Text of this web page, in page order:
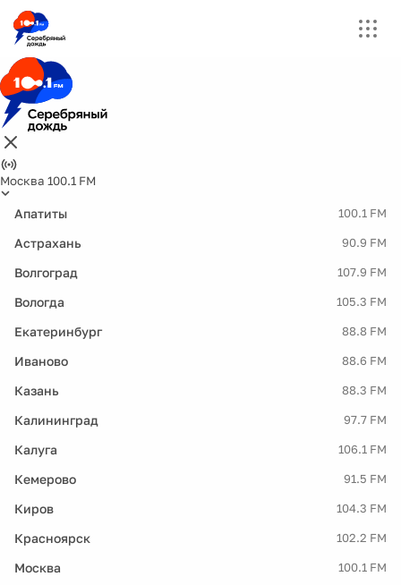
Москва 100.1 FM
Апатиты 100.1 FM
Астрахань 90.9 FM
Волгоград 107.9 FM
Вологда 105.3 FM
Екатеринбург 88.8 FM
Иваново 88.6 FM
Казань 88.3 FM
Калининград 97.7 FM
Калуга 106.1 FM
Кемерово 91.5 FM
Киров 104.3 FM
Красноярск 102.2 FM
Москва 100.1 FM